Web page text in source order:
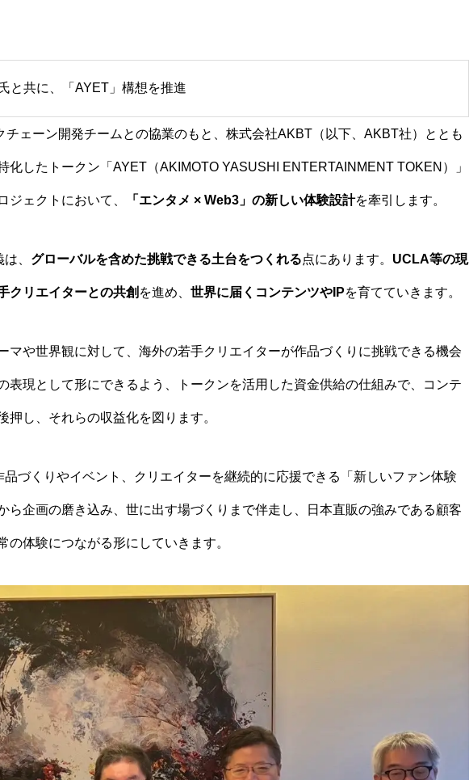
と共に、「AYET」構想を推進
チェーン開発チームとの協業のもと、株式会社AKBT（以下、AKBT社）ととも
化したトークン「AYET（AKIMOTO YASUSHI ENTERTAINMENT TOKEN）」
ジェクトにおいて、 「エンタメ × Web3」の新しい体験設計を牽引します。
、 グローバルを含めた挑戦できる土台をつくれる点にあります。 UCLA等の現
クリエイターとの共創 を進め、 世界に届くコンテンツやIPを育てていきます。
マや世界観に対して、海外の若手クリエイターが作品づくりに挑戦できる機会
表現として形にできるよう、トークンを活用した資金供給の仕組みで、コンテ
押し、それらの収益化を図ります。
づくりやイベント、クリエイターを継続的に応援できる「新しいファン体験
ら企画の磨き込み、世に出す場づくりまで伴走し、日本直販の強みである顧客
体験につながる形にしていきます。